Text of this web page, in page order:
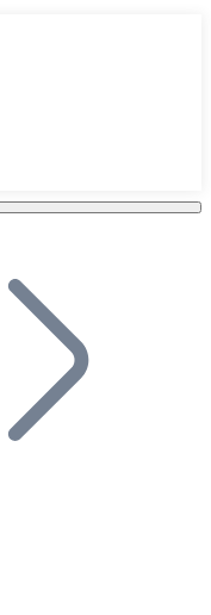
y permite que